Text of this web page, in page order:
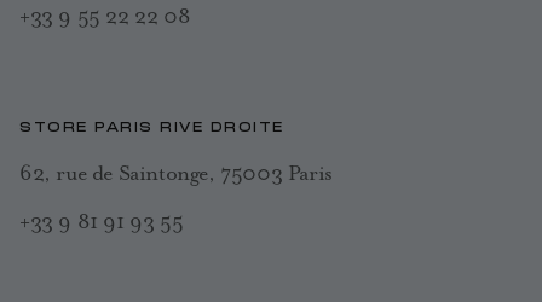
+33 9 55 22 22 08
STORE PARIS RIVE DROITE
62, rue de Saintonge, 75003 Paris
+33 9 81 91 93 55